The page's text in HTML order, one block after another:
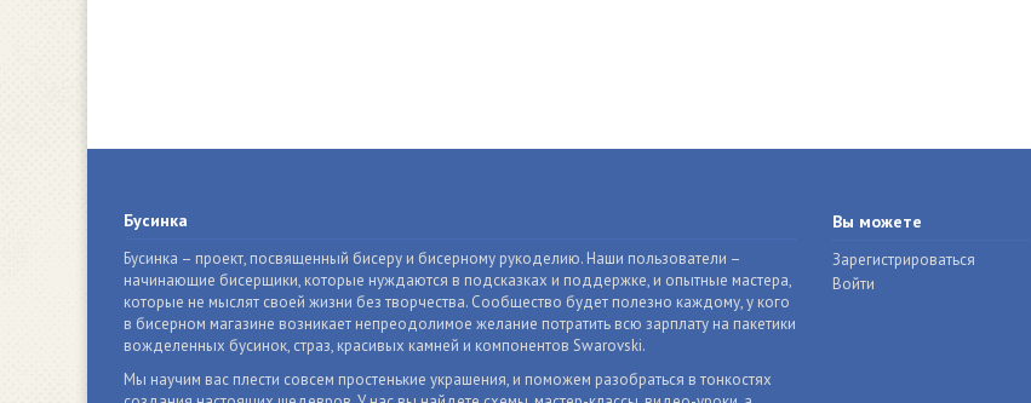
Бусинка
Бусинка – проект, посвященный бисеру и бисерному рукоделию. Наши пользователи –
начинающие бисерщики, которые нуждаются в подсказках и поддержке, и опытные мастера,
которые не мыслят своей жизни без творчества. Сообщество будет полезно каждому, у кого
в бисерном магазине возникает непреодолимое желание потратить всю зарплату на пакетики
вожделенных бусинок, страз, красивых камней и компонентов Swarovski.
Мы научим вас плести совсем простенькие украшения, и поможем разобраться в тонкостях
Вы можете
Зарегистрироваться
Войти